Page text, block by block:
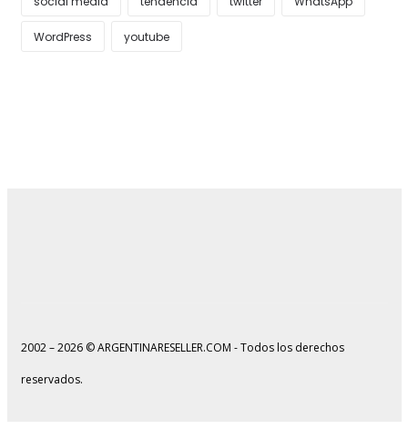
WordPress youtube
2002 – 2026 © ARGENTINARESELLER.COM - Todos los derechos
reservados.